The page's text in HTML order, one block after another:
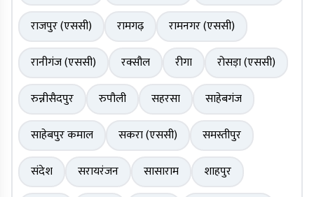
राजपुर (एससी)
रामगढ़
रामनगर (एससी)
रानीगंज (एससी)
रक्सौल रीगा
रोसड़ा (एससी)
रुन्नीसैदपुर
रुपौली सहरसा
साहेबगंज
साहेबपुर कमाल
सकरा (एससी)
समस्तीपुर
संदेश
सरायरंजन सासाराम
शाहपुर